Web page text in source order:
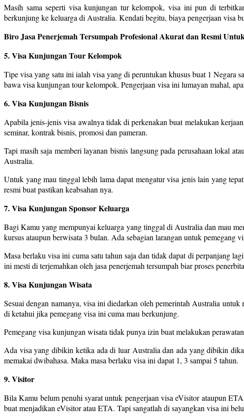
Masih sama seperti visa kunjungan tur kelompok, visa ini pun di
berkunjung ke keluarga di Australia. Kendati begitu, biaya pengerjaan visa
Biro Jasa Penerjemah Tersumpah Profesional Akurat dan Resmi
5. Visa Kunjungan Tour Kelompok
Tipe visa yang satu ini ialah visa yang di peruntukan khusus buat 1
bawa visa kunjungan tour kelompok. Pengerjaan visa ini lumayan mahal,
6. Visa Kunjungan Bisnis
Apabila jenis-jenis visa awalnya tidak di perkenakan buat melakukan
seminar, kontrak bisnis, promosi dan pameran.
Tapi masih saja memberi layanan bisnis langsung pada perusahaan lokal
Australia.
Untuk yang mau tinggal lebih lama dapat mengatur visa jenis lain yang
resmi buat pastikan keabsahan nya.
7. Visa Kunjungan Sponsor Keluarga
Bagi Kamu yang mempunyai keluarga yang tinggal di Australia dan mau
kursus ataupun berwisata 3 bulan. Ada sebagian larangan untuk pemegang
Masa berlaku visa ini cuma satu tahun saja dan tidak dapat di perpanjang
ini mesti di terjemahkan oleh jasa penerjemah tersumpah biar proses
8. Visa Kunjungan Wisata
Sesuai dengan namanya, visa ini diedarkan oleh pemerintah Australia
di ketahui jika pemegang visa ini cuma mau berkunjung.
Pemegang visa kunjungan wisata tidak punya izin buat melakukan
Ada visa yang dibikin ketika ada di luar Australia dan ada yang dibikin
memakai dwibahasa. Maka masa berlaku visa ini dapat 1, 3 sampai 5 tahun.
9. Visitor
Bila Kamu belum penuhi syarat untuk pengerjaan visa eVisitor ataupun
buat menjadikan eVisitor atau ETA. Tapi sangatlah di sayangkan visa ini